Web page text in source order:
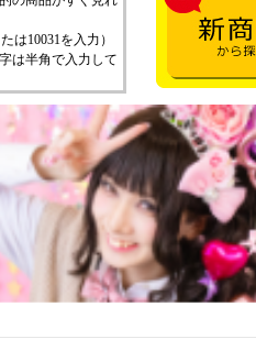
は10031を入力）
は半角で入力して